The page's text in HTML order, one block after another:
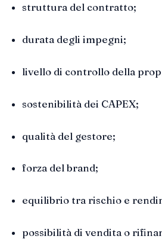
struttura del contratto;
durata degli impegni;
livello di controllo della
sostenibilità dei CAPEX;
qualità del gestore;
forza del brand;
equilibrio tra rischio e
possibilità di vendita o